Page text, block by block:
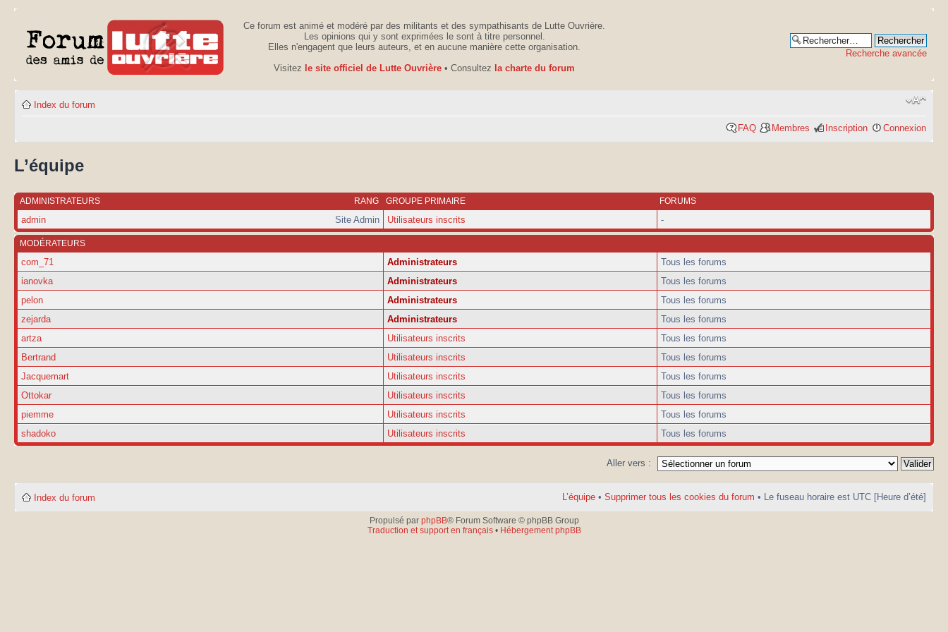
Ce forum est animé et modéré par des militants et des sympathisants de Lutte Ouvrière.
Les opinions qui y sont exprimées le sont à titre personnel.
Elles n'engagent que leurs auteurs, et en aucune manière cette organisation.
Visitez le site officiel de Lutte Ouvrière • Consultez la charte du forum
Recherche avancée
Index du forum
FAQ Membres Inscription Connexion
L’équipe
RANG
ADMINISTRATEURS GROUPE PRIMAIRE FORUMS
Site Admin
admin Utilisateurs inscrits -
MODÉRATEURS
com_71 Administrateurs
Tous les forums
ianovka
Administrateurs
Tous les forums
pelon
Administrateurs
Tous les forums
zejarda
Administrateurs
Tous les forums
artza
Utilisateurs inscrits
Tous les forums
Bertrand
Utilisateurs inscrits
Tous les forums
Jacquemart
Utilisateurs inscrits
Tous les forums
Ottokar
Utilisateurs inscrits
Tous les forums
piemme
Utilisateurs inscrits
Tous les forums
shadoko
Utilisateurs inscrits Tous les forums
Aller vers :
Index du forum L’équipe • Supprimer tous les cookies du forum • Le fuseau horaire est UTC [Heure d’été]
Propulsé par phpBB® Forum Software © phpBB Group
Traduction et support en français• Hébergement phpBB